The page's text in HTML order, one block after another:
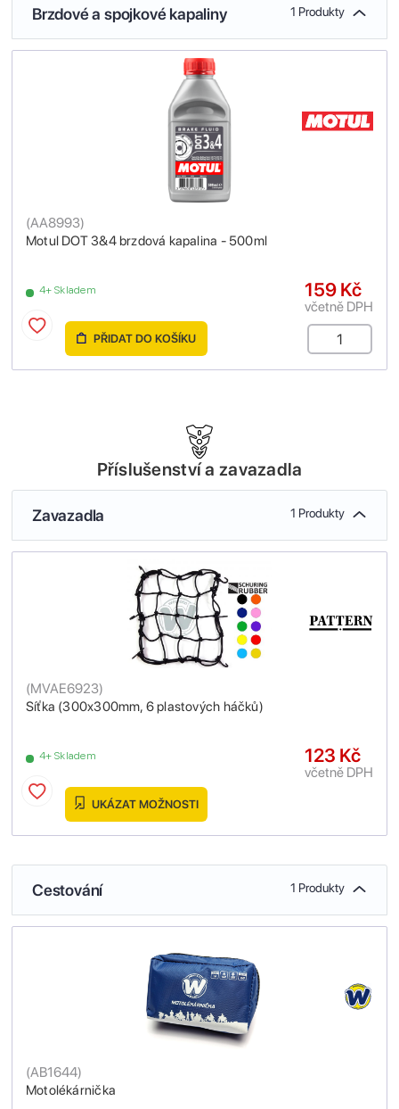
Brzdové a spojkové kapaliny 1 Produkty
Motul DOT 3&4 brzdová kapalina - 500ml
(AA8993)
4+ Skladem 159 Kč
včetně DPH
PŘIDAT DO KOŠÍKU
Příslušenství a zavazadla
Zavazadla 1 Produkty
Síťka (300x300mm, 6 plastových háčků)
(MVAE6923)
4+ Skladem 123 Kč
včetně DPH
UKÁZAT MOŽNOSTI
Cestování 1 Produkty
Motolékárnička
(AB1644)